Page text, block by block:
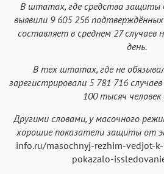
В штатах, где средства защиты
выявили 9 605 256
составляет в среднем 27 случаев
день.
В тех штатах, где не
зарегистрировали 5 781 716
100 тысяч человек
Другими словами, у масочного
хорошие показатели защиты от
info.ru/masochnyj-rezhim-vedjot-
pokazalo-